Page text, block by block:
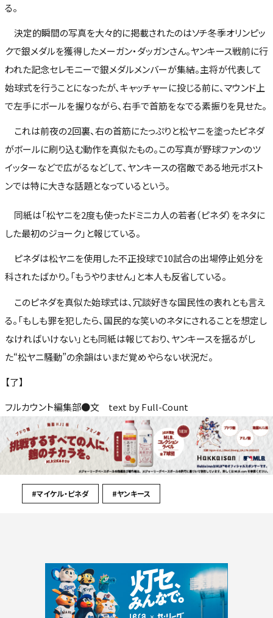
る。
決定的瞬間の写真を大々的に掲載されたのはソチ冬季オリンピッ
クで銀メダルを獲得したメーガン・ダッガンさん。ヤンキース戦前に行
われた記念セレモニーで銀メダルメンバーが集結。主将が代表して
始球式を行うことになったが、キャッチャーに投じる前に、マウンド上
で左手にボールを握りながら、右手で首筋をなでる素振りを見せた。
これは前夜の2回裏、右の首筋にたっぷりと松ヤニを塗ったピネダ
がボールに刷り込む動作を真似たもの。この写真が野球ファンのツ
イッターなどで広がるなどして、ヤンキースの宿敵である地元ボスト
ンでは特に大きな話題となっているという。
同紙は「松ヤニを2度も使ったドミニカ人の若者（ピネダ）をネタに
した最初のジョーク」と報じている。
ピネダは松ヤニを使用した不正投球で10試合の出場停止処分を
科されたばかり。「もうやりません」と本人も反省している。
このピネダを真似た始球式は、冗談好きな国民性の表れとも言え
る。「もしも罪を犯したら、国民的な笑いのネタにされることを想定し
なければいけない」とも同紙は報じており、ヤンキースを揺るがし
た“松ヤニ騒動”の余韻はいまだ覚めやらない状況だ。
【了】
フルカウント編集部●文 text by Full-Count
#マイケル・ピネダ #ヤンキース